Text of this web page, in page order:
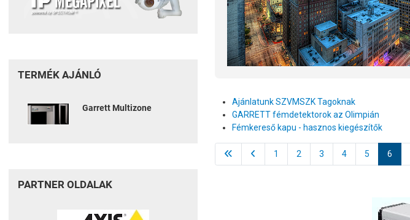
TERMÉK AJÁNLÓ
Garrett Multizone
PARTNER OLDALAK
Ajánlatunk SZVMSZK Tagoknak
GARRETT fémdetektorok az Olimpián
Fémkereső kapu - hasznos kiegészítők
1 2 3 4 5 6